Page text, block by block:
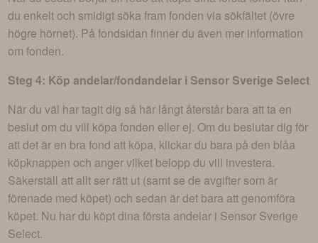
du enkelt och smidigt söka fram fonden via sökfältet (övre
högre hörnet). På fondsidan finner du även mer information
om fonden.
Steg 4: Köp andelar/fondandelar i Sensor Sverige Select
När du väl har tagit dig så här långt återstår bara att ta en
beslut om du vill köpa fonden eller ej. Om du beslutar dig för
att det är en bra fond att köpa, klickar du bara på den blåa
köpknappen och anger vilket belopp du vill investera.
Säkerställ att allt ser rätt ut (samt se de avgifter som är
förenade med köpet) och sedan är det bara att genomföra
köpet. Nu har du köpt dina första andelar i Sensor Sverige
Select.